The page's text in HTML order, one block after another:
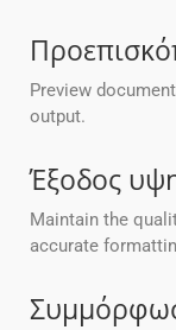
Preview
output.
Έξοδος
Maintain the
accurate